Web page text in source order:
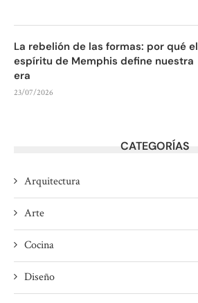
La rebelión de las formas: por qué el
espíritu de Memphis define nuestra
era
23/07/2026
CATEGORÍAS
Arquitectura
Arte
Cocina
Diseño